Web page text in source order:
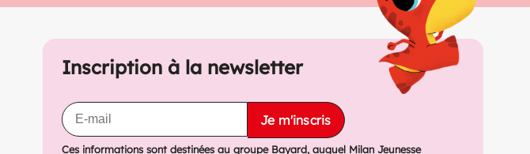
Inscription à la newsletter
Je m'inscris
Ces informations sont destinées au groupe Bayard, auquel Milan Jeunesse